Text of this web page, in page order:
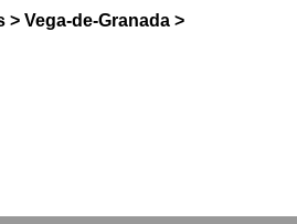
Vega-de-Granada >